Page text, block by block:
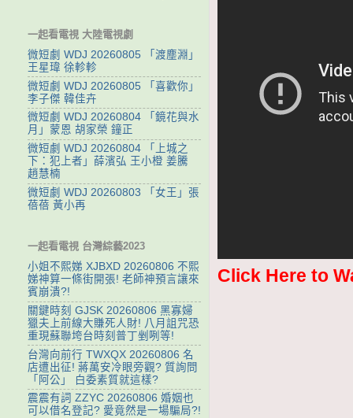
Click Here to
一起看電視 大陸電視劇
微短劇 WDJ 20260805 「渡塵淵」
王星瑋 徐軫軫
微短劇 WDJ 20260805 「喜歡你」
李子傑 韓佳卉
微短劇 WDJ 20260804 「鏡花與水
月」蒙恩 胡家榮 鐘正
微短劇 WDJ 20260804 「上城之
下：犯上者」薛濱弘 王小橙 姜騰
趙慧楠
微短劇 WDJ 20260803 「女王」張
蓓蓓 黃小再
一起看電視 台灣綜藝2023
小姐不熙娣 XJBXD 20260806 不熙
娣神算一條街開張! 老師神預言讓來
賓崩潰?!
關鍵時刻 GJSK 20260806 黑寡婦
獵夫上前線大賺死人財! 八月詛咒恐
重現蘇聯垮台時刻普丁剉咧等!
台灣向前行 TWXQX 20260806 名
店遭出征! 蔣萬安冷眼旁觀? 質詢問
「阿公」 白委素質就這樣?
震震有詞 ZZYC 20260806 婚姻也
可以借名登記? 愛竟然是一場騙局?!